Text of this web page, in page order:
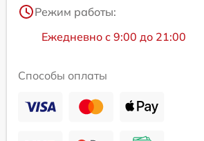
Режим работы:
Ежедневно с 9:00 до 21:00
Способы оплаты